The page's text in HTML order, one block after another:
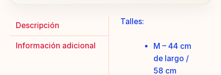
Descripción
Información adicional
Talles:
M – 44 cm
de largo /
58 cm